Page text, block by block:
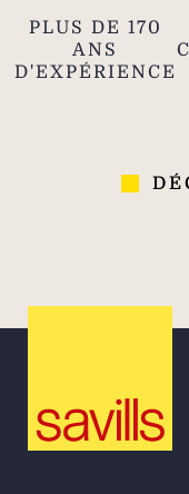
PLUS DE 170
ANS
D'EXPÉRIENCE